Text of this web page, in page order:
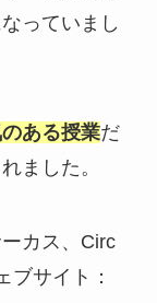
っていまし
ある授業だ
ました。
カス、Circ
ブサイト：